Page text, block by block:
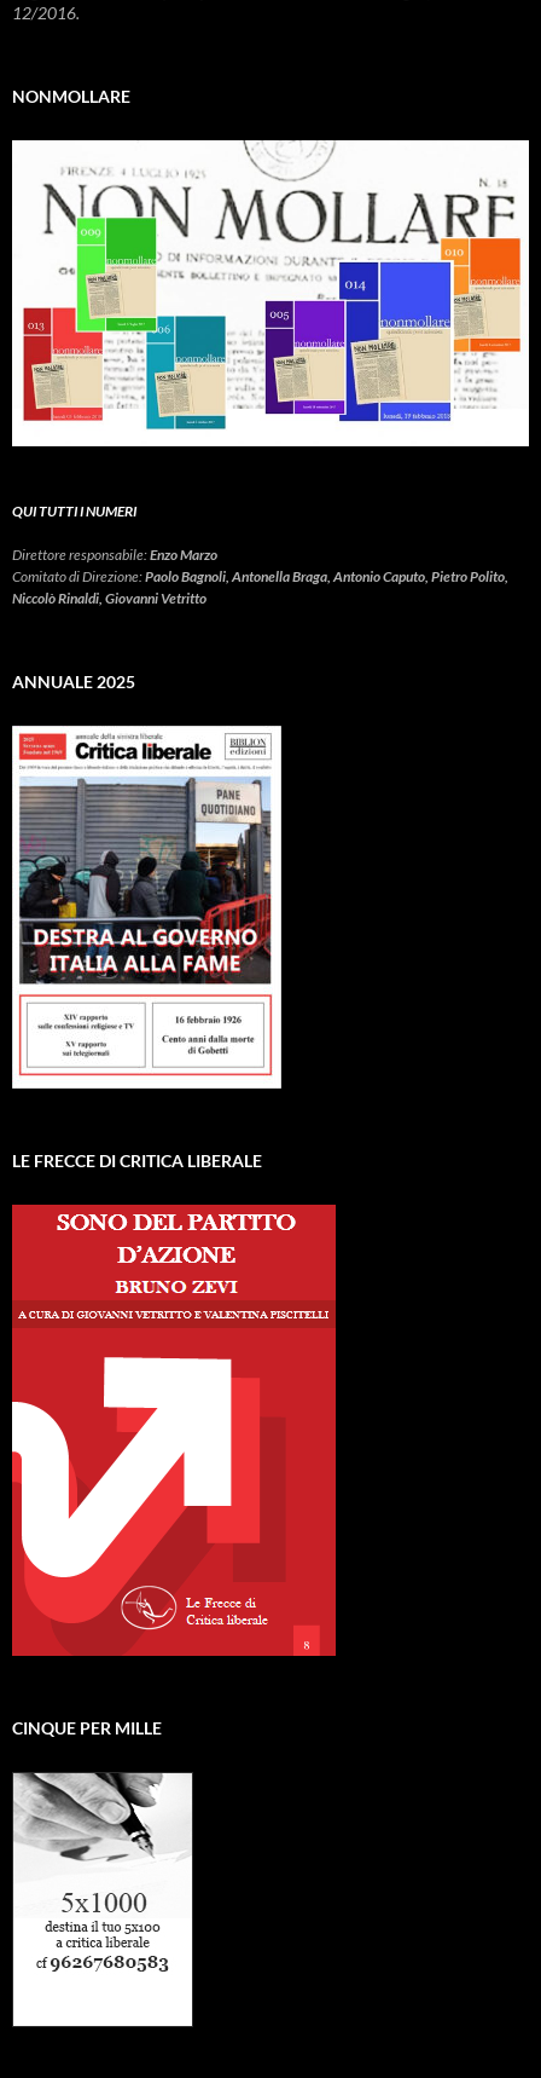
12/2016.
NONMOLLARE
QUI TUTTI I NUMERI
Direttore responsabile:Enzo Marzo
Comitato di Direzione:Paolo Bagnoli, Antonella Braga, Antonio Caputo, Pietro Polito,
Niccolò Rinaldi, Giovanni Vetritto
ANNUALE 2025
LE FRECCE DI CRITICA LIBERALE
CINQUE PER MILLE